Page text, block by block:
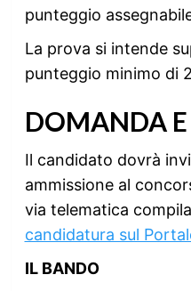
punteggio
La prova si intende
punteggio minimo di
DOMANDA
Il candidato dovrà
ammissione al
via telematica
candidatura sul
IL BANDO